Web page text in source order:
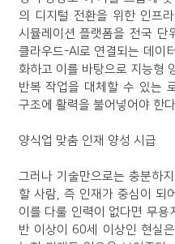
의 디지털 전환을 위한 인프
시뮬레이션 플랫폼을 전국 단
클라우드-AI로 연결되는 데이
화하고 이를 바탕으로 지능형
반복 작업을 대체할 수 있는
구조에 활력을 불어넣어야 한다.
양식업 맞춤 인재 양성 시급
그러나 기술만으로는 충분하
할 사람, 즉 인재가 중심이 되
이를 다룰 인력이 없다면 무용
반 이상이 60세 이상인 현실